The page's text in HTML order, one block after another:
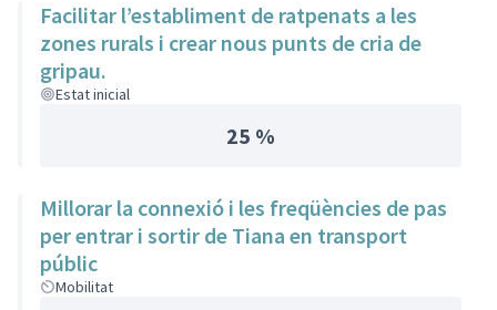
Facilitar l’establiment de ratpenats a les
zones rurals i crear nous punts de cria de
gripau.
Estat inicial
25 %
Millorar la connexió i les freqüències de pas
per entrar i sortir de Tiana en transport
públic
Mobilitat